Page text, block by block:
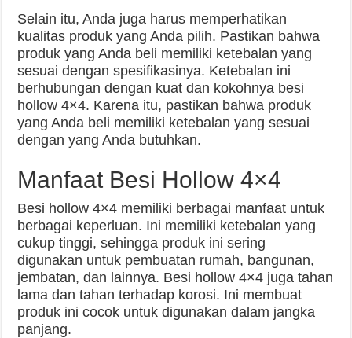
Selain itu, Anda juga harus memperhatikan
kualitas produk yang Anda pilih. Pastikan bahwa
produk yang Anda beli memiliki ketebalan yang
sesuai dengan spesifikasinya. Ketebalan ini
berhubungan dengan kuat dan kokohnya besi
hollow 4×4. Karena itu, pastikan bahwa produk
yang Anda beli memiliki ketebalan yang sesuai
dengan yang Anda butuhkan.
Manfaat Besi Hollow 4×4
Besi hollow 4×4 memiliki berbagai manfaat untuk
berbagai keperluan. Ini memiliki ketebalan yang
cukup tinggi, sehingga produk ini sering
digunakan untuk pembuatan rumah, bangunan,
jembatan, dan lainnya. Besi hollow 4×4 juga tahan
lama dan tahan terhadap korosi. Ini membuat
produk ini cocok untuk digunakan dalam jangka
panjang.